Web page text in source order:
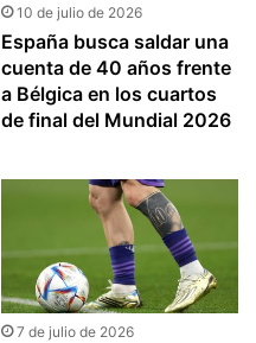
10 de julio de 2026
España busca saldar una
cuenta de 40 años frente
a Bélgica en los cuartos
de final del Mundial 2026
7 de julio de 2026